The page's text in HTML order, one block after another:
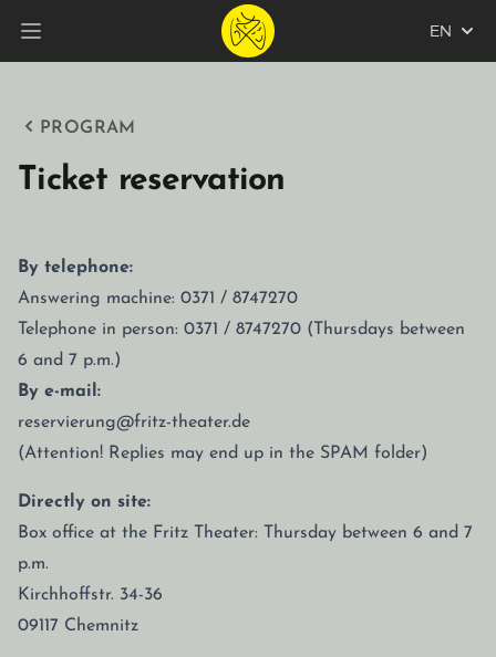
Open main menu
EN
PROGRAM
Ticket reservation
By telephone:
Answering machine: 0371 / 8747270
Telephone in person: 0371 / 8747270 (Thursdays between
6 and 7 p.m.)
By e-mail:
reservierung@fritz-theater.de
(Attention! Replies may end up in the SPAM folder)
Directly on site:
Box office at the Fritz Theater: Thursday between 6 and 7
p.m.
Kirchhoffstr. 34-36
09117 Chemnitz